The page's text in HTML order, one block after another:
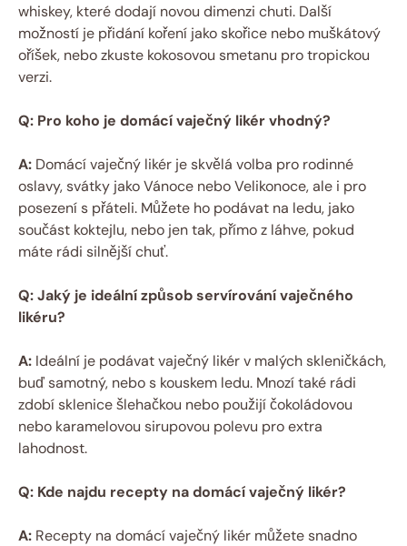
whiskey, které dodají novou dimenzi chuti. Další
možností je přidání koření jako skořice nebo muškátový
oříšek, nebo zkuste kokosovou smetanu pro tropickou
verzi.
Q: Pro koho je domácí vaječný likér vhodný?
A: Domácí vaječný likér je skvělá volba pro rodinné
oslavy, svátky jako Vánoce nebo Velikonoce, ale i pro
posezení s přáteli. Můžete ho podávat na ledu, jako
součást koktejlu, nebo jen tak, přímo z láhve, pokud
máte rádi silnější chuť.
Q: Jaký je ideální způsob servírování vaječného
likéru?
A: Ideální je podávat vaječný likér v malých skleničkách,
buď samotný, nebo s kouskem ledu. Mnozí také rádi
zdobí sklenice šlehačkou nebo použijí čokoládovou
nebo karamelovou sirupovou polevu pro extra
lahodnost.
Q: Kde najdu recepty na domácí vaječný likér?
A: Recepty na domácí vaječný likér můžete snadno